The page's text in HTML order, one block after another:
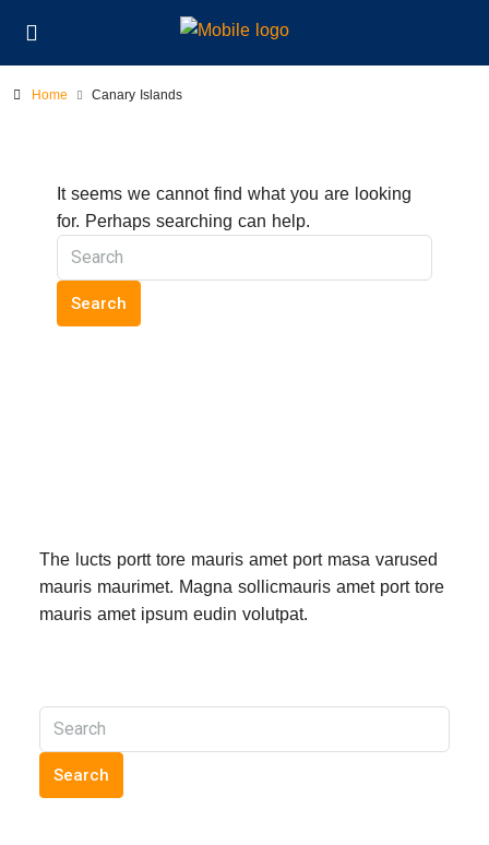
Home Canary Islands
It seems we cannot find what you are looking
for. Perhaps searching can help.
Search
The lucts portt tore mauris amet port masa varused
mauris maurimet. Magna sollicmauris amet port tore
mauris amet ipsum eudin volutpat.
Search